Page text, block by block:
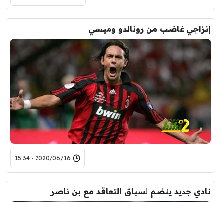
إنزاجي غاضب من رونالدو وميسي
2020/06/16 - 15:34
نادي جديد ينضم لسباق التعاقد مع بن ناصر